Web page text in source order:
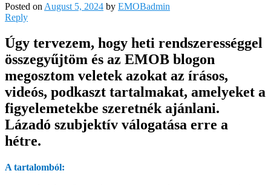
Posted on August 5, 2024 by EMOBadmin
Reply
Úgy tervezem, hogy heti rendszerességgel
összegyűjtöm és az EMOB blogon
megosztom veletek azokat az írásos,
videós, podkaszt tartalmakat, amelyeket a
figyelemetekbe szeretnék ajánlani.
Lázadó szubjektív válogatása erre a
hétre.
A tartalomból: